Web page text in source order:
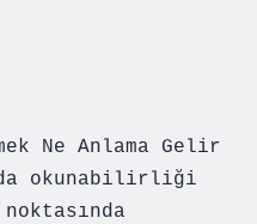
Ne Anlama Gelir
okunabilirliği